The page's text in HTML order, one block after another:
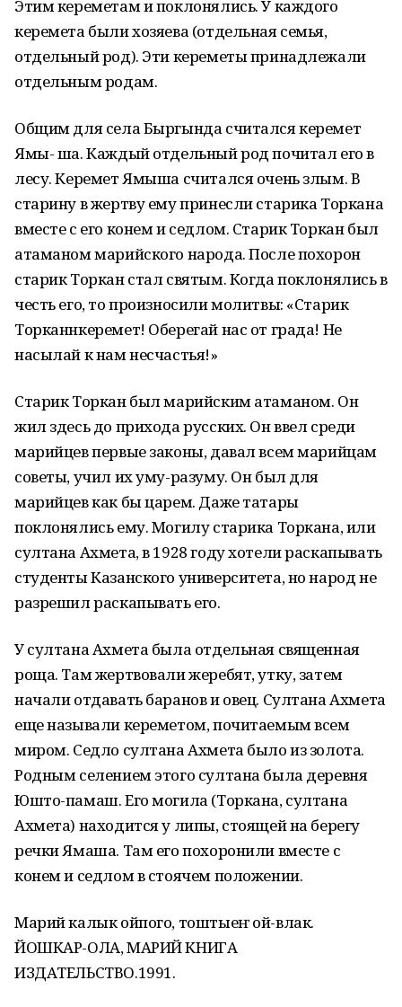
Этим кереметам и поклонялись. У каждого
керемета были хозяева (отдельная семья,
отдельный род). Эти кереметы принадлежали
отдельным родам.
Общим для села Быргында считался керемет
Ямы- ша. Каждый отдельный род почитал его в
лесу. Керемет Ямыша считался очень злым. В
старину в жертву ему принесли старика Торкана
вместе с его конем и седлом. Старик Торкан был
атаманом марийского народа. После похорон
старик Торкан стал святым. Когда поклонялись в
честь его, то произносили молитвы: «Старик
Торканнкеремет! Оберегай нас от града! Не
насылай к нам несчастья!»
Старик Торкан был марийским атаманом. Он
жил здесь до прихода русских. Он ввел среди
марийцев первые законы, давал всем марийцам
советы, учил их уму-разуму. Он был для
марийцев как бы царем. Даже татары
поклонялись ему. Могилу старика Торкана, или
султана Ахмета, в 1928 году хотели раскапывать
студенты Казанского университета, но народ не
разрешил раскапывать его.
У султана Ахмета была отдельная священная
роща. Там жертвовали жеребят, утку, затем
начали отдавать баранов и овец. Султана Ахмета
еще называли кереметом, почитаемым всем
миром. Седло султана Ахмета было из золота.
Родным селением этого султана была деревня
Юшто-памаш. Его могила (Торкана, султана
Ахмета) находится у липы, стоящей на берегу
речки Ямаша. Там его похоронили вместе с
конем и седлом в стоячем положении.
Марий калык ойпого, тоштыеҥ ой-влак.
ЙОШКАР-ОЛА, МАРИЙ КНИГА
ИЗДАТЕЛЬСТВО.1991.